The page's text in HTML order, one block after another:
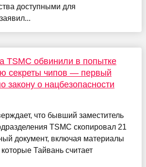
доступными для
TSMC обвинили в попытке
секреты чипов — первый
закону о нацбезопасности
что бывший заместитель
TSMC скопировал 21
документ, включая материалы
Тайвань считает